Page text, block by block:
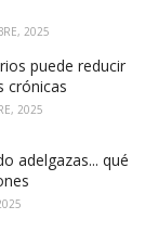
2025
puede reducir
crónicas
2025
adelgazas... qué